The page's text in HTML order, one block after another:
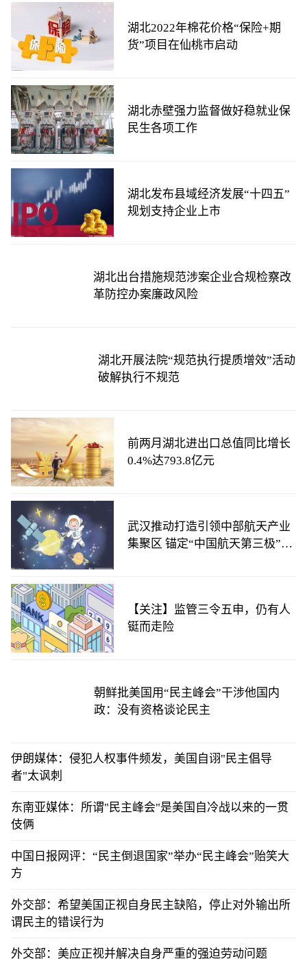
湖北2022年棉花价格“保险+期
货”项目在仙桃市启动
湖北赤壁强力监督做好稳就业保
民生各项工作
湖北发布县域经济发展“十四五”
规划支持企业上市
湖北出台措施规范涉案企业合规检察改
革防控办案廉政风险
湖北开展法院“规范执行提质增效”活动
破解执行不规范
前两月湖北进出口总值同比增长
0.4%达793.8亿元
武汉推动打造引领中部航天产业
集聚区 锚定“中国航天第三极”目
【关注】监管三令五申，仍有人
铤而走险
朝鲜批美国用“民主峰会”干涉他国内
政：没有资格谈论民主
伊朗媒体：侵犯人权事件频发，美国自诩"民主倡导
者"太讽刺
东南亚媒体：所谓"民主峰会"是美国自冷战以来的一贯
伎俩
中国日报网评：“民主倒退国家”举办“民主峰会”贻笑大
方
外交部：希望美国正视自身民主缺陷，停止对外输出所
谓民主的错误行为
外交部：美应正视并解决自身严重的强迫劳动问题